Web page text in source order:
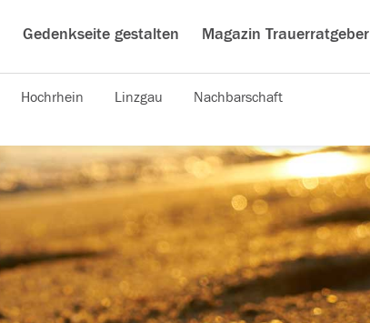
Gedenkseite gestalten Magazin Trauerratgeber
Hochrhein Linzgau Nachbarschaft